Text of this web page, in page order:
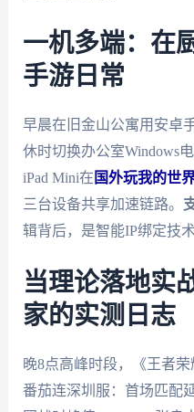
一机多端：在
手游日常
早晨在旧金山公寓用安卓
休时切换办公室Windows
iPad Mini在 国外玩我的世
三台设备共享加速链路。
辑背后，是智能IP绑定技
当理论落地实
家的实测日志
晚8点高峰时段，《王者
番茄连深圳服：首场匹配